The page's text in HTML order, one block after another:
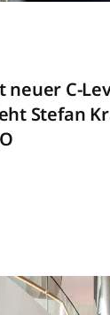
neuer C-
Stefan